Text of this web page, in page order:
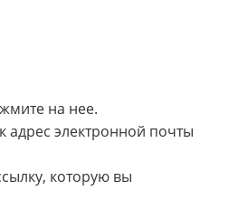
на нее.
электронной почты
которую вы